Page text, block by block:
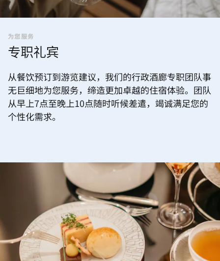
为您服务
专职礼宾
从餐饮预订到游览建议，我们的行政酒廊专职团队事
无巨细地为您服务，缔造更加卓越的住宿体验。团队
从早上7点至晚上10点随时听候差遣，竭诚满足您的
个性化需求。